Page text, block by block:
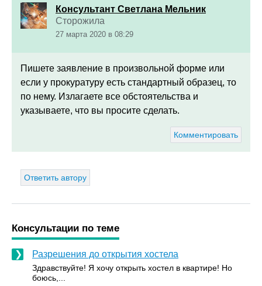
Консультант Светлана Мельник
Сторожила
27 марта 2020 в 08:29
Пишете заявление в произвольной форме или
если у прокуратуру есть стандартный образец, то
по нему. Излагаете все обстоятельства и
указываете, что вы просите сделать.
Комментировать
Ответить автору
Консультации по теме
Разрешения до открытия хостела
Здравствуйте! Я хочу открыть хостел в квартире! Но
боюсь,...